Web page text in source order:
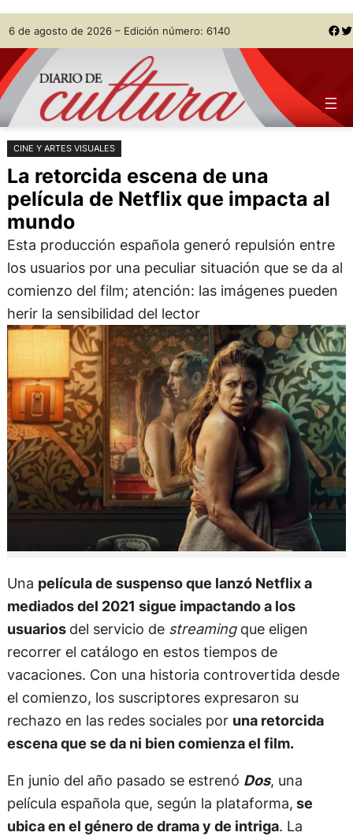
Saltar
al
contenido
Skip
to
content
6 de agosto de 2026 – Edición número: 6140 Facebook Twitter
CINE Y ARTES VISUALES
La retorcida escena de una
película de Netflix que impacta al
mundo
Esta producción española generó repulsión entre
los usuarios por una peculiar situación que se da al
comienzo del film; atención: las imágenes pueden
herir la sensibilidad del lector
Una película de suspenso que lanzó Netflix a
mediados del 2021 sigue impactando a los
usuarios del servicio destreaming que eligen
recorrer el catálogo en estos tiempos de
vacaciones. Con una historia controvertida desde
el comienzo, los suscriptores expresaron su
rechazo en las redes sociales por una retorcida
escena que se da ni bien comienza el film.
En junio del año pasado se estrenó Dos, una
película española que, según la plataforma, se
ubica en el género de drama y de intriga. La